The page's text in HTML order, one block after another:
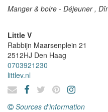
Manger & boire - Déjeuner ,
Little V
Rabbijn Maarsenplein 21
2512HJ Den Haag
0703921230
littlev.nl
Sources d'information